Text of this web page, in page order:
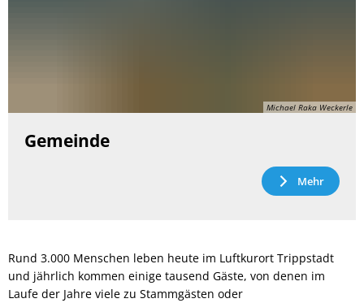
Michael Raka Weckerle
Gemeinde
Mehr
Rund 3.000 Menschen leben heute im Luftkurort Trippstadt
und jährlich kommen einige tausend Gäste, von denen im
Laufe der Jahre viele zu Stammgästen oder